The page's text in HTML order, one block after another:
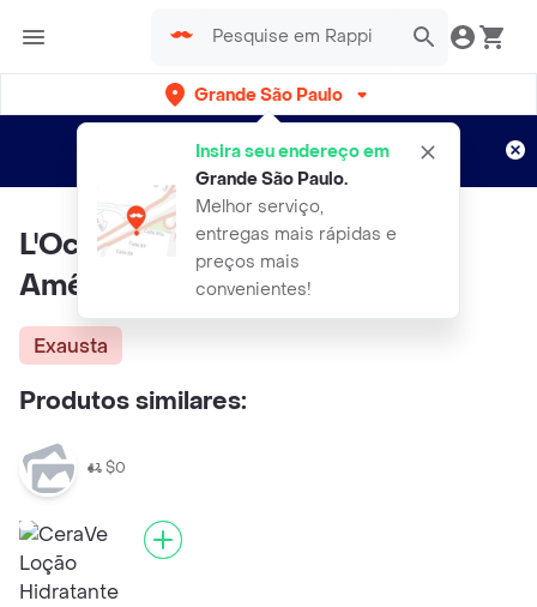
Grande São Paulo
Insira seu endereço em
Grande São Paulo.
Melhor serviço,
entregas mais rápidas e
preços mais
convenientes!
Entregas grátis por 15 dias!
Aplicam T&C
L'Occitane Loção Firmadora
Amêndoa 240ml
Exausta
Produtos similares:
$0